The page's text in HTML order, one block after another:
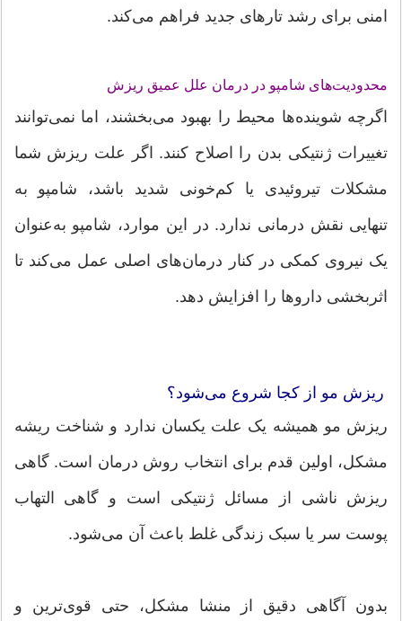
امنی برای رشد تارهای جدید فراهم می‌کند.
محدودیت‌های شامپو در درمان علل عمیق ریزش
اگرچه شوینده‌ها محیط را بهبود می‌بخشند، اما نمی‌توانند
تغییرات ژنتیکی بدن را اصلاح کنند. اگر علت ریزش شما
مشکلات تیروئیدی یا کم‌خونی شدید باشد، شامپو به
تنهایی نقش درمانی ندارد. در این موارد، شامپو به‌عنوان
یک نیروی کمکی در کنار درمان‌های اصلی عمل می‌کند تا
اثربخشی داروها را افزایش دهد.
ریزش مو از کجا شروع می‌شود؟
ریزش مو همیشه یک علت یکسان ندارد و شناخت ریشه
مشکل، اولین قدم برای انتخاب روش درمان است. گاهی
ریزش ناشی از مسائل ژنتیکی است و گاهی التهاب
پوست سر یا سبک زندگی غلط باعث آن می‌شود.
بدون آگاهی دقیق از منشا مشکل، حتی قوی‌ترین و